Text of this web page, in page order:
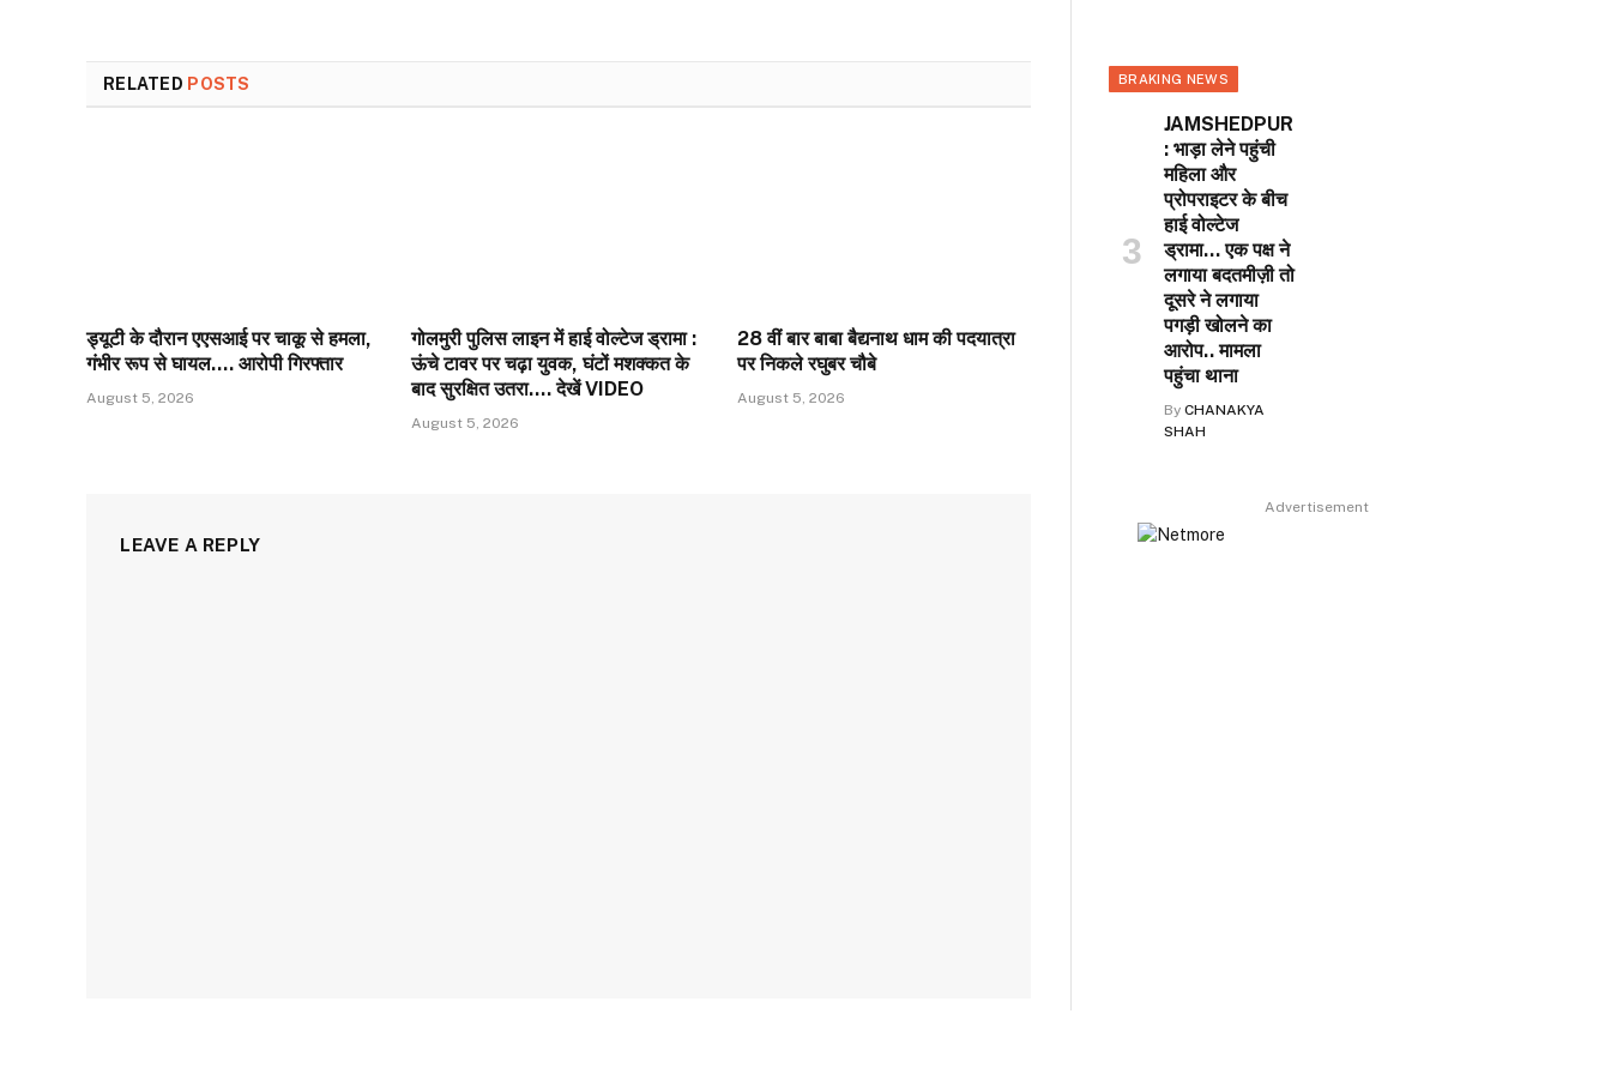
RELATED POSTS
ड्यूटी के दौरान एएसआई पर चाकू से हमला,
गंभीर रूप से घायल…. आरोपी गिरफ्तार
August 5, 2026
गोलमुरी पुलिस लाइन में हाई वोल्टेज ड्रामा :
ऊंचे टावर पर चढ़ा युवक, घंटों मशक्कत के
बाद सुरक्षित उतरा…. देखें VIDEO
August 5, 2026
28 वीं बार बाबा बैद्यनाथ धाम की पदयात्रा
पर निकले रघुबर चौबे
August 5, 2026
LEAVE A REPLY
BRAKING NEWS
JAMSHEDPUR
: भाड़ा लेने पहुंची
महिला और
प्रोपराइटर के बीच
हाई वोल्टेज
ड्रामा… एक पक्ष ने
लगाया बदतमीज़ी तो
दूसरे ने लगाया
पगड़ी खोलने का
आरोप.. मामला
पहुंचा थाना
By CHANAKYA
SHAH
Advertisement